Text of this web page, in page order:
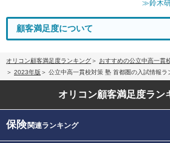
≫鈴木
顧客満足度について
オリコン顧客満足度ランキング
おすすめの公立中高一貫
2023年版
公立中高一貫校対策 塾 首都圏の入試情報ラ
オリコン顧客満足度ラン
保険関連ランキング